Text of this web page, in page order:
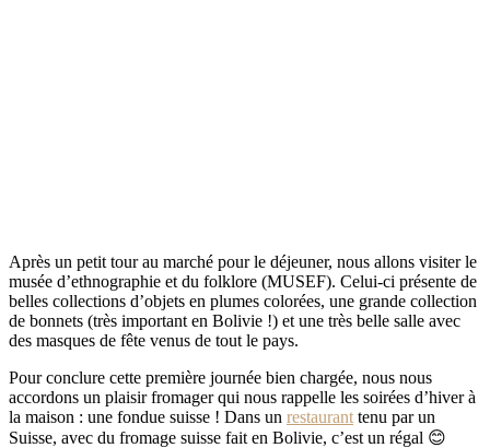
Après un petit tour au marché pour le déjeuner, nous allons visiter le
musée d’ethnographie et du folklore (MUSEF). Celui-ci présente de
belles collections d’objets en plumes colorées, une grande collection
de bonnets (très important en Bolivie !) et une très belle salle avec
des masques de fête venus de tout le pays.
Pour conclure cette première journée bien chargée, nous nous
accordons un plaisir fromager qui nous rappelle les soirées d’hiver à
la maison : une fondue suisse ! Dans un restaurant tenu par un
Suisse, avec du fromage suisse fait en Bolivie, c’est un régal 😊